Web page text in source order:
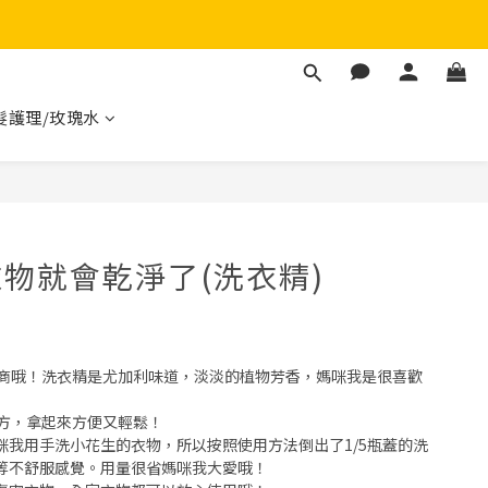
護理/玫瑰水
就會乾淨了(洗衣精)
！洗衣精是尤加利味道，淡淡的植物芳香，媽咪我是很喜歡
拿起來方便又輕鬆！
用手洗小花生的衣物，所以按照使用方法倒出了1/5瓶蓋的洗
舒服感覺。用量很省媽咪我大愛哦！